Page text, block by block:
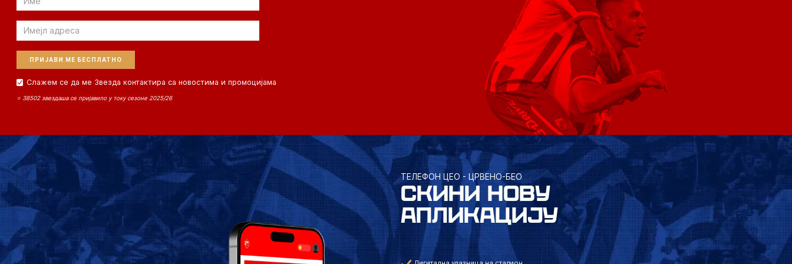
Email
Слажем се да ме Звезда контактира са новостима и промоцијама
⭐ 38502 звездаша се пријавило у току сезоне 2025/26
ТЕЛЕФОН ЦЕО - ЦРВЕНО-БЕО
СКИНИ НОВУ
АПЛИКАЦИЈУ